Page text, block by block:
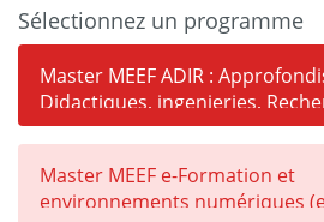
Sélectionnez un programme
Master MEEF ADIR :
Didactiques, ingenieries,
Master MEEF e-Formation et
environnements numériques